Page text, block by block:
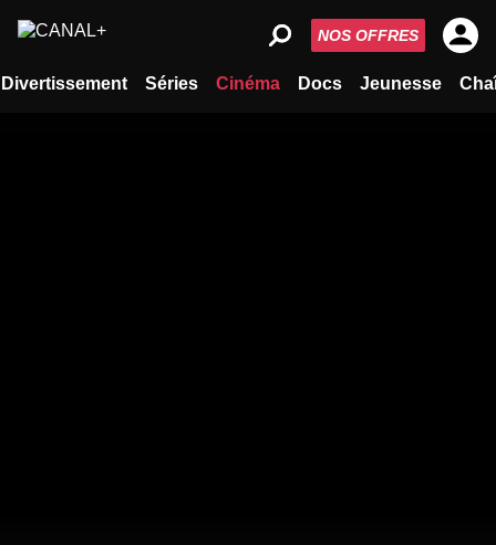
Divertissement Séries Cinéma Docs Jeunesse
NOS OFFRES